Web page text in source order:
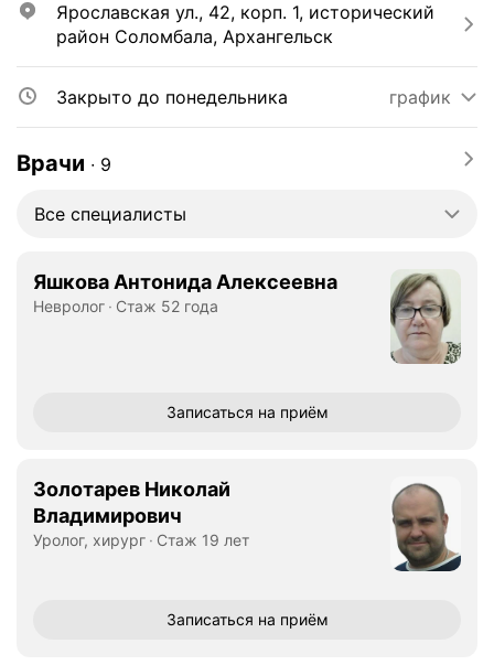
Ярославская ул., 42, корп. 1, исторический
район Соломбала, Архангельск
Закрыто до понедельника график
Врачи ∙ 9
Все специалисты
Яшкова Антонида Алексеевна
Невролог Стаж 52 года
Записаться на приём
Золотарев Николай
Владимирович
Уролог, хирург Стаж 19 лет
Записаться на приём